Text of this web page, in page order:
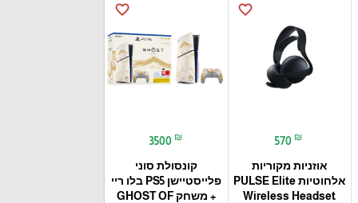
favorite_border
570 ₪
אוזניות מקוריות
אלחוטיות PULSE Elite
Wireless Headset
favorite_border
3500 ₪
קונסולת סוני
פלייסטיישן PS5 בלו ריי
+ משחק GHOST OF